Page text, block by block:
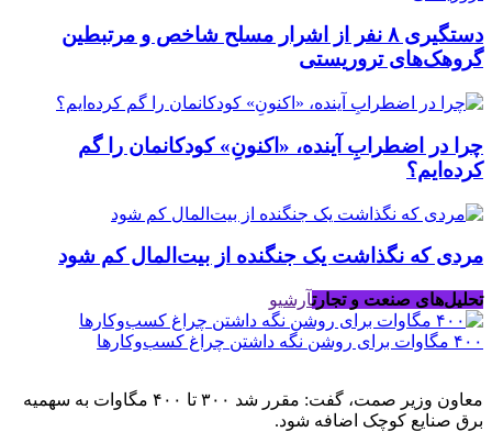
دستگیری ۸ نفر از اشرار مسلح شاخص و مرتبطین
گروهک‌های تروریستی
چرا در اضطرابِ آینده، «اکنونِ» کودکانمان را گم
کرده‌ایم؟
مردی که نگذاشت یک جنگنده از بیت‌المال کم شود
تحلیل‌های صنعت و تجارتآرشیو
۴۰۰ مگاوات برای روشن نگه داشتن چراغ کسب‌وکار‌ها
معاون وزیر صمت، گفت: مقرر شد ۳۰۰ تا ۴۰۰ مگاوات به سهمیه
برق صنایع کوچک اضافه شود.